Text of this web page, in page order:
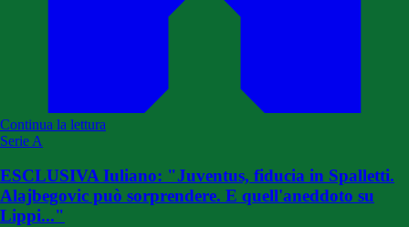
Continua la lettura
Serie A
ESCLUSIVA Iuliano: "Juventus, fiducia in Spalletti.
Alajbegovic può sorprendere. E quell'aneddoto su
Lippi..."